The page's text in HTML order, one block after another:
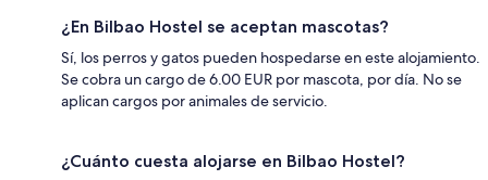
¿En Bilbao Hostel se aceptan mascotas?
Sí, los perros y gatos pueden hospedarse en este alojamiento.
Se cobra un cargo de 6.00 EUR por mascota, por día. No se
aplican cargos por animales de servicio.
¿Cuánto cuesta alojarse en Bilbao Hostel?